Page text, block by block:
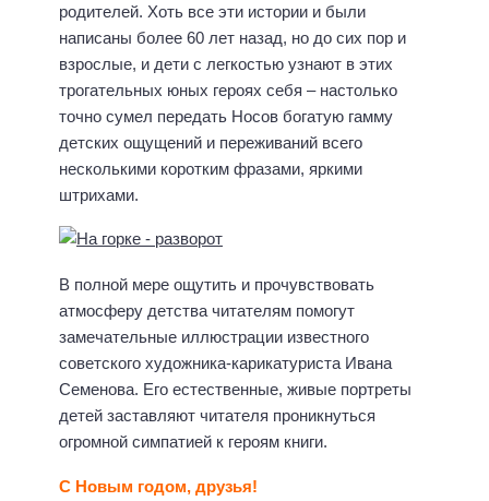
родителей. Хоть все эти истории и были
написаны более 60 лет назад, но до сих пор и
взрослые, и дети с легкостью узнают в этих
трогательных юных героях себя – настолько
точно сумел передать Носов богатую гамму
детских ощущений и переживаний всего
несколькими коротким фразами, яркими
штрихами.
В полной мере ощутить и прочувствовать
атмосферу детства читателям помогут
замечательные иллюстрации известного
советского художника-карикатуриста Ивана
Семенова. Его естественные, живые портреты
детей заставляют читателя проникнуться
огромной симпатией к героям книги.
С Новым годом, друзья!